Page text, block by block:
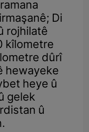
Di
rojhilatê
kîlometre
dûrî
hewayeke
heye û
gelek
û